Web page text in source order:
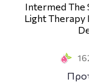
Intermed The
Light Therapy
162